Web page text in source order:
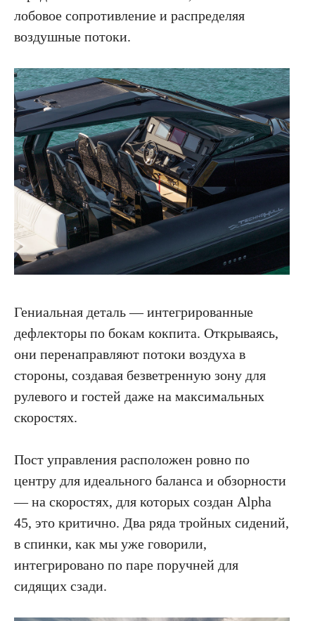
лобовое сопротивление и распределяя
воздушные потоки.
Гениальная деталь — интегрированные
дефлекторы по бокам кокпита. Открываясь,
они перенаправляют потоки воздуха в
стороны, создавая безветренную зону для
рулевого и гостей даже на максимальных
скоростях.
Пост управления расположен ровно по
центру для идеального баланса и обзорности
— на скоростях, для которых создан Alpha
45, это критично. Два ряда тройных сидений,
в спинки, как мы уже говорили,
интегрировано по паре поручней для
сидящих сзади.
ПОДПИСАТЬСЯ